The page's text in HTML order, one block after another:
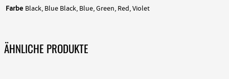
Farbe Black, Blue Black, Blue, Green, Red, Violet
ÄHNLICHE PRODUKTE